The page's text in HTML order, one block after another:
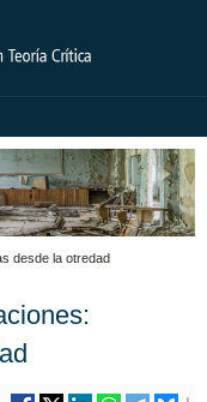
desde la otredad